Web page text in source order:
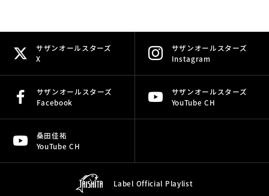
サザンオールスターズ
X
サザンオールスターズ
Instagram
サザンオールスターズ
Facebook
サザンオールスターズ
YouTube CH
桑田佳祐
YouTube CH
Label Official Playlist